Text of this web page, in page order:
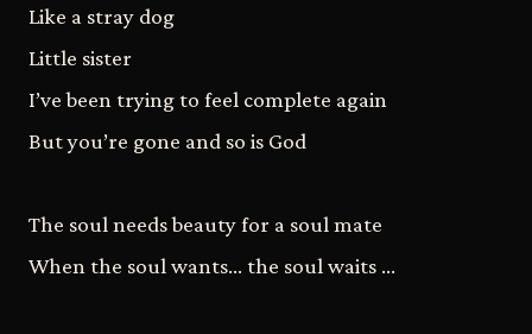
Like a stray dog
Little sister
I’ve been trying to feel complete again
But you’re gone and so is God
The soul needs beauty for a soul mate
When the soul wants… the soul waits …